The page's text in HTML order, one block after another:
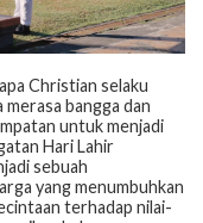
Christian selaku
merasa bangga dan
untuk menjadi
Hari Lahir
sebuah
yang menumbuhkan
terhadap nilai-